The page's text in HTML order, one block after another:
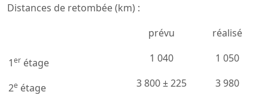
Distances de retombée (km) :
prévu
réalisé
1er étage 1 040 1 050
2e étage 3 800 ± 225
3 980